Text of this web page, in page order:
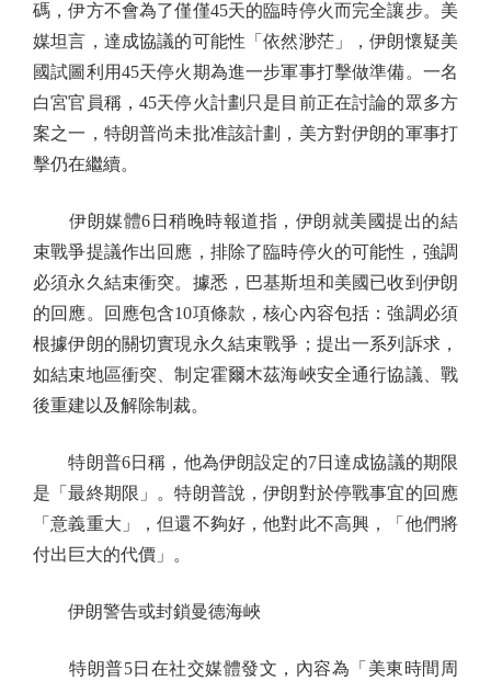
碼，伊方不會為了僅僅45天的臨時停火而完全讓步。美
媒坦言，達成協議的可能性「依然渺茫」，伊朗懷疑美
國試圖利用45天停火期為進一步軍事打擊做準備。一名
白宮官員稱，45天停火計劃只是目前正在討論的眾多方
案之一，特朗普尚未批准該計劃，美方對伊朗的軍事打
擊仍在繼續。
伊朗媒體6日稍晚時報道指，伊朗就美國提出的結
束戰爭提議作出回應，排除了臨時停火的可能性，強調
必須永久結束衝突。據悉，巴基斯坦和美國已收到伊朗
的回應。回應包含10項條款，核心內容包括：強調必須
根據伊朗的關切實現永久結束戰爭；提出一系列訴求，
如結束地區衝突、制定霍爾木茲海峽安全通行協議、戰
後重建以及解除制裁。
特朗普6日稱，他為伊朗設定的7日達成協議的期限
是「最終期限」。特朗普說，伊朗對於停戰事宜的回應
「意義重大」，但還不夠好，他對此不高興，「他們將
付出巨大的代價」。
伊朗警告或封鎖曼德海峽
特朗普5日在社交媒體發文，內容為「美東時間周